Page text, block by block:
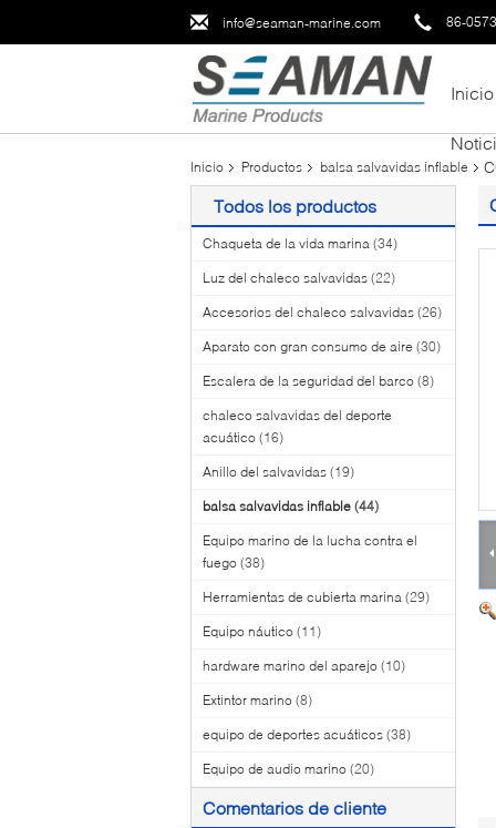
info@seaman-marine.com 86-
Inicio
Inicio Productos balsa salvavidas inflable
Todos los productos
Chaqueta de la vida marina (34)
Luz del chaleco salvavidas (22)
Accesorios del chaleco salvavidas (26)
Aparato con gran consumo de aire (30)
Escalera de la seguridad del barco (8)
chaleco salvavidas del deporte
acuático (16)
Anillo del salvavidas (19)
balsa salvavidas inflable (44)
Equipo marino de la lucha contra el
fuego (38)
Herramientas de cubierta marina (29)
Equipo náutico (11)
hardware marino del aparejo (10)
Extintor marino (8)
equipo de deportes acuáticos (38)
Equipo de audio marino (20)
Comentarios de cliente